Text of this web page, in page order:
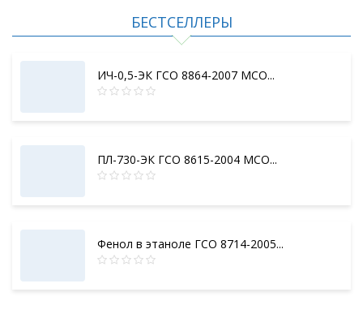
БЕСТСЕЛЛЕРЫ
ИЧ-0,5-ЭК ГСО 8864-2007 МСО...
ПЛ-730-ЭК ГСО 8615-2004 МСО...
Фенол в этаноле ГСО 8714-2005...